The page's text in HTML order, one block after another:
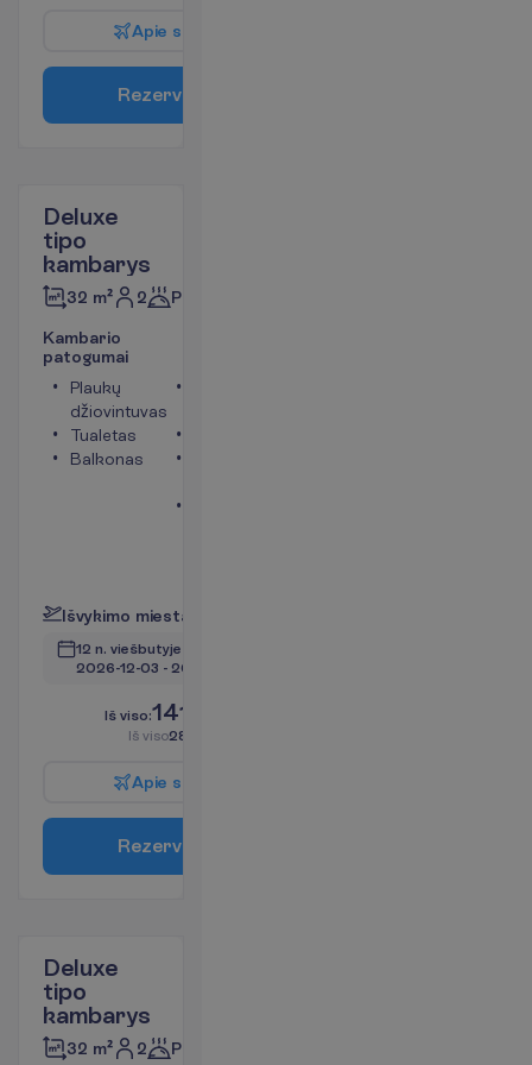
Apie s
Rezervu
Deluxe
tipo
kambarys
32 m² 2 Pusryčiai
Kambario
patogumai
Plaukų
džiovintuvas
Tualetas
Balkonas
Išvykimo miesta
12 n. viešbutyje
2026-12-03 - 2026-12-16
Iš viso:1415.00
Iš viso2830.00
Apie s
Rezervu
Deluxe
tipo
kambarys
32 m² 2 Pusryčiai